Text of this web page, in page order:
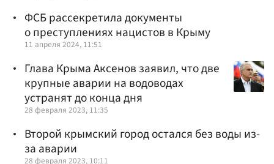
ФСБ рассекретила документы
о преступлениях нацистов в Крыму
11 апреля 2024, 11:51
Глава Крыма Аксенов заявил, что две
крупные аварии на водоводах
устранят до конца дня
28 февраля 2023, 11:35
Второй крымский город остался без воды из-
за аварии
28 февраля 2023, 10:11